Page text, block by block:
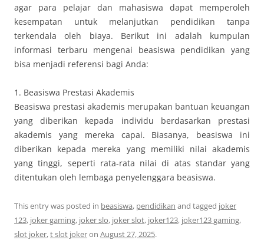
agar para pelajar dan mahasiswa dapat memperoleh
kesempatan untuk melanjutkan pendidikan tanpa
terkendala oleh biaya. Berikut ini adalah kumpulan
informasi terbaru mengenai beasiswa pendidikan yang
bisa menjadi referensi bagi Anda:
1. Beasiswa Prestasi Akademis
Beasiswa prestasi akademis merupakan bantuan keuangan
yang diberikan kepada individu berdasarkan prestasi
akademis yang mereka capai. Biasanya, beasiswa ini
diberikan kepada mereka yang memiliki nilai akademis
yang tinggi, seperti rata-rata nilai di atas standar yang
ditentukan oleh lembaga penyelenggara beasiswa.
This entry was posted in beasiswa, pendidikan and tagged joker
123, joker gaming, joker slo, joker slot, joker123, joker123 gaming,
slot joker,t slot jokeron August 27, 2025.